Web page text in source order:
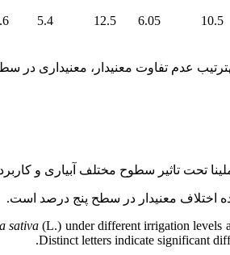
10.5
6.05
12.5
5.4
عدم تفاوت معنی­دار، معنی­داری در
تحت تاثیر سطوح مختلف آبیاری و کاربرد
اختلاف معنی­دار در سطح پنج درصد است.
sativa (L.) under different irrigation levels
Distinct letters indicate significant